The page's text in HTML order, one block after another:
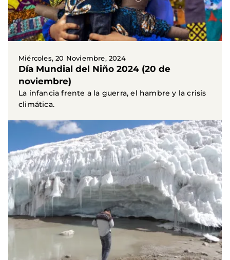
Miércoles, 20 Noviembre, 2024
Día Mundial del Niño 2024 (20 de
noviembre)
La infancia frente a la guerra, el hambre y la crisis
climática.